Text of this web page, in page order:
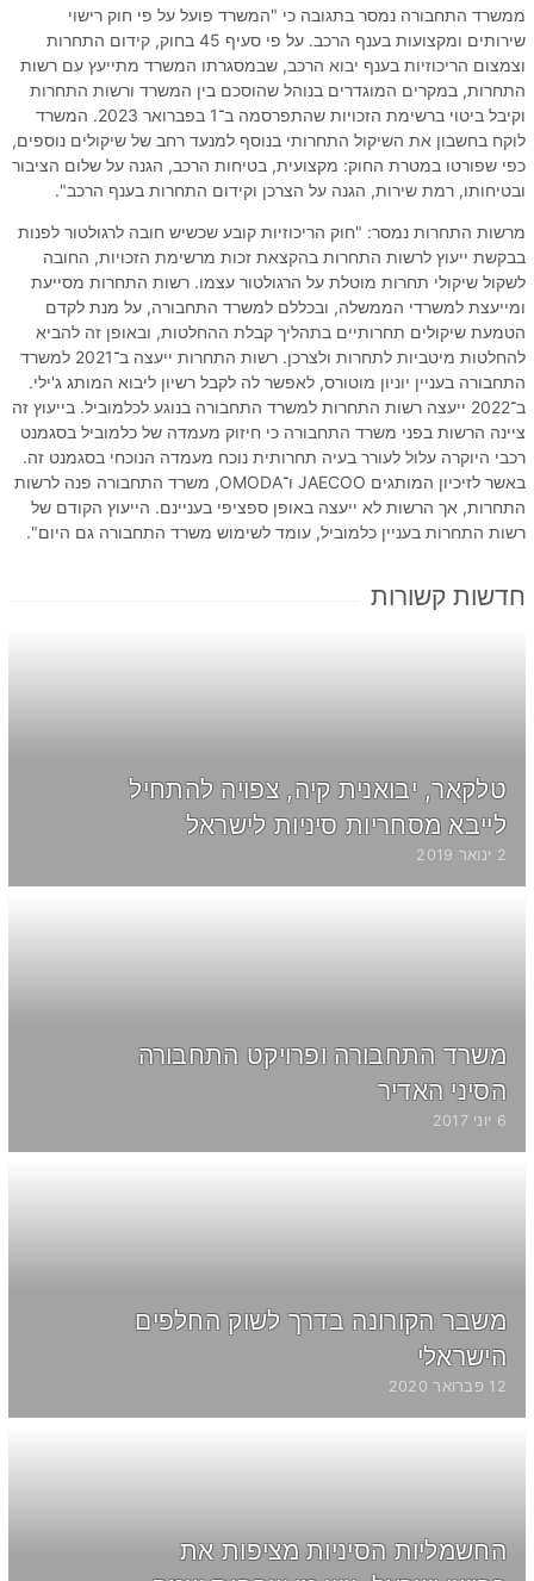
ממשרד התחבורה נמסר בתגובה כי "המשרד פועל על פי חוק רישוי
שירותים ומקצועות בענף הרכב. על פי סעיף 45 בחוק, קידום התחרות
וצמצום הריכוזיות בענף יבוא הרכב, שבמסגרתו המשרד מתייעץ עם רשות
התחרות, במקרים המוגדרים בנוהל שהוסכם בין המשרד ורשות התחרות
וקיבל ביטוי ברשימת הזכויות שהתפרסמה ב־1 בפברואר 2023. המשרד
לוקח בחשבון את השיקול התחרותי בנוסף למנעד רחב של שיקולים נוספים,
כפי שפורטו במטרת החוק: מקצועית, בטיחות הרכב, הגנה על שלום הציבור
ובטיחותו, רמת שירות, הגנה על הצרכן וקידום התחרות בענף הרכב".
מרשות התחרות נמסר: "חוק הריכוזיות קובע שכשיש חובה לרגולטור לפנות
בבקשת ייעוץ לרשות התחרות בהקצאת זכות מרשימת הזכויות, החובה
לשקול שיקולי תחרות מוטלת על הרגולטור עצמו. רשות התחרות מסייעת
ומייעצת למשרדי הממשלה, ובכללם למשרד התחבורה, על מנת לקדם
הטמעת שיקולים תחרותיים בתהליך קבלת ההחלטות, ובאופן זה להביא
להחלטות מיטביות לתחרות ולצרכן. רשות התחרות ייעצה ב־2021 למשרד
התחבורה בעניין יוניון מוטורס, לאפשר לה לקבל רשיון ליבוא המותג ג'ילי.
ב־2022 ייעצה רשות התחרות למשרד התחבורה בנוגע לכלמוביל. בייעוץ זה
ציינה הרשות בפני משרד התחבורה כי חיזוק מעמדה של כלמוביל בסגמנט
רכבי היוקרה עלול לעורר בעיה תחרותית נוכח מעמדה הנוכחי בסגמנט זה.
באשר לזיכיון המותגים JAECOO ו־OMODA, משרד התחבורה פנה לרשות
התחרות, אך הרשות לא ייעצה באופן ספציפי בעניינם. הייעוץ הקודם של
רשות התחרות בעניין כלמוביל, עומד לשימוש משרד התחבורה גם היום".
חדשות קשורות
טלקאר, יבואנית קיה, צפויה להתחיל
לייבא מסחריות סיניות לישראל
2 ינואר 2019
משרד התחבורה ופרויקט התחבורה
הסיני האדיר
6 יוני 2017
משבר הקורונה בדרך לשוק החלפים
הישראלי
12 פברואר 2020
החשמליות הסיניות מציפות את